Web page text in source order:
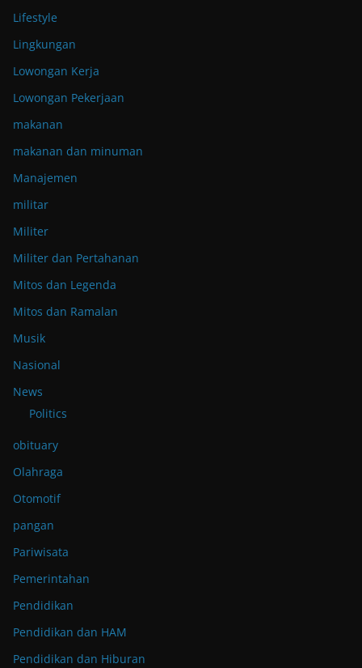
Lifestyle
Lingkungan
Lowongan Kerja
Lowongan Pekerjaan
makanan
makanan dan minuman
Manajemen
militar
Militer
Militer dan Pertahanan
Mitos dan Legenda
Mitos dan Ramalan
Musik
Nasional
News
Politics
obituary
Olahraga
Otomotif
pangan
Pariwisata
Pemerintahan
Pendidikan
Pendidikan dan HAM
Pendidikan dan Hiburan